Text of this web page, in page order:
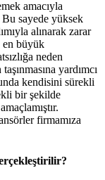
amacıyla
Bu sayede yüksek
alınarak zarar
en büyük
neden
yardımcı
kendisini sürekli
bir şekilde
firmamıza